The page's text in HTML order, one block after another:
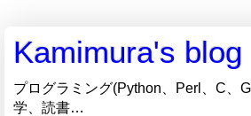
Kamimura's blog
プログラミング(Python、Perl、C、
学、読書…